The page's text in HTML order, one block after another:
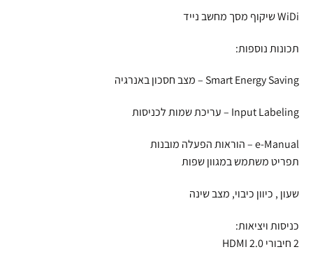
WiDi שיקוף מסך מחשב נייד
תכונות נוספות:
Smart Energy Saving – מצב חסכון באנרגיה
Input Labeling – עריכת שמות לכניסות
e-Manual – הוראות הפעלה מובנות
תפריט משתמש במגוון שפות
שעון , כיוון כיבוי, מצב שינה
כניסות ויציאות:
2 חיבורי HDMI 2.0